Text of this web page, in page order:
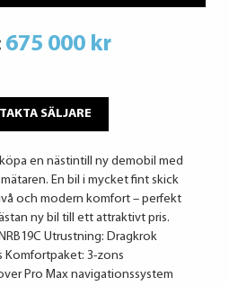
675 000 kr
SÄLJARE
en nästintill ny demobil med
En bil i mycket fint skick
och modern komfort – perfekt
ny bil till ett attraktivt pris.
Utrustning: Dragkrok
Komfortpaket: 3-zons
Pro Max navigationssystem